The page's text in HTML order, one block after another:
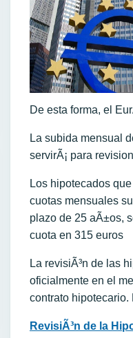
De esta forma, el
La subida mensual
servirÃ¡ para
Los hipotecados
cuotas mensuales
plazo de 25 aÃ±os,
cuota en 315 euros
La revisiÃ³n de las
oficialmente en el
contrato
RevisiÃ³n de la